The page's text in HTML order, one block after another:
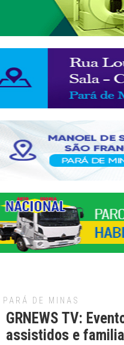
PARÁ DE MINAS
GRNEWS TV:
assistidos e